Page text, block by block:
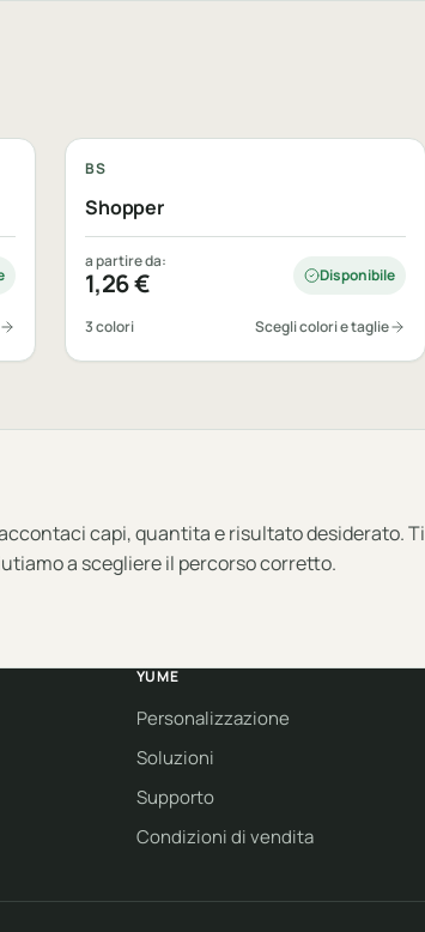
BS
Shopper
a partire da:
1,26€ Disponibile
3 colori Scegli colori e taglie
capi, quantita e risultato desiderato. Ti
a scegliere il percorso corretto.
YUME
Personalizzazione
Soluzioni
Supporto
Condizioni di vendita